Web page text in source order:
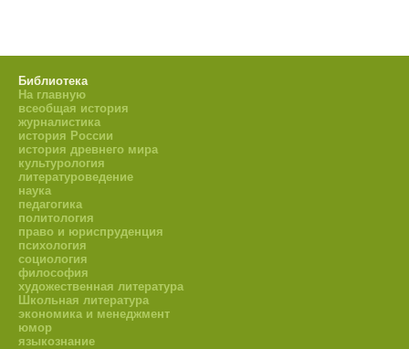
Библиотека
На главную
всеобщая история
журналистика
история России
история древнего мира
культурология
литературоведение
наука
педагогика
политология
право и юриспруденция
психология
социология
философия
художественная литература
Школьная литература
экономика и менеджмент
юмор
языкознание